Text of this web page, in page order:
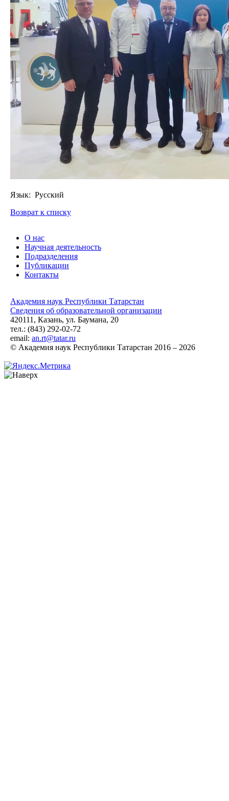
Язык: Русский
Возврат к списку
О нас
Научная деятельность
Подразделения
Публикации
Контакты
Академия наук Республики Татарстан
Сведения об образовательной организации
420111, Казань, ул. Баумана, 20
тел.: (843) 292-02-72
email: an.rt@tatar.ru
© Академия наук Республики Татарстан 2016 – 2026